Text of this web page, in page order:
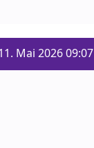
Mai 2026 09:07